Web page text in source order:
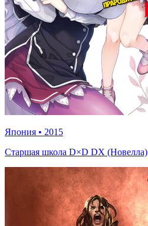
Япония • 2015
Старшая школа D×D DX (Новелла)